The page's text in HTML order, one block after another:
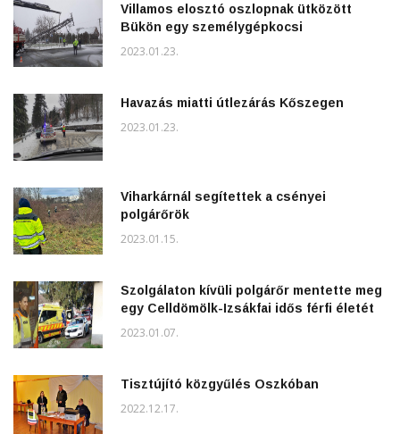
Villamos elosztó oszlopnak ütközött
Bükön egy személygépkocsi
2023.01.23.
Havazás miatti útlezárás Kőszegen
2023.01.23.
Viharkárnál segítettek a csényei
polgárőrök
2023.01.15.
Szolgálaton kívüli polgárőr mentette meg
egy Celldömölk-Izsákfai idős férfi életét
2023.01.07.
Tisztújító közgyűlés Oszkóban
2022.12.17.